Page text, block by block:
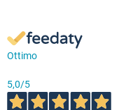
Ottimo
5,0/5